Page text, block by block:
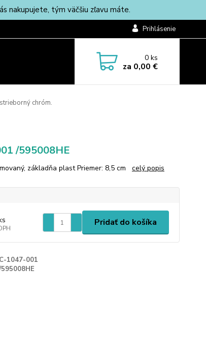
nakupujete, tým väčšiu zľavu máte.
Prihlásenie
0ks
za 0,00 €
chróm.
/595008HE
základňa plast Priemer: 8,5 cm celý popis
Pridať do košíka
C-1047-001